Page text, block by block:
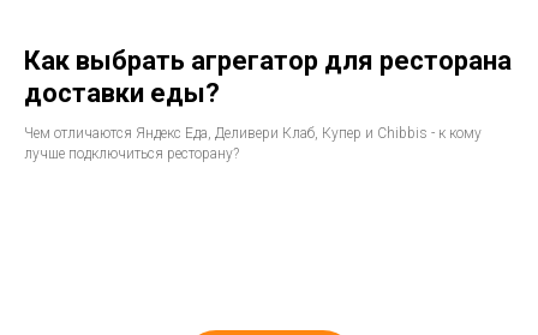
Как выбрать агрегатор для ресторана
доставки еды?
Чем отличаются Яндекс Еда, Деливери Клаб, Купер и Chibbis - к кому
лучше подключиться ресторану?